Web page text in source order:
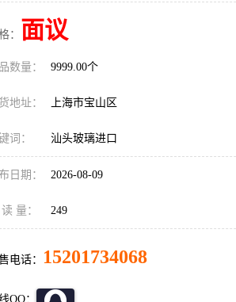
： 面议
数量： 9999.00个
地址： 上海市宝山区
词： 汕头玻璃进口
日期： 2026-08-09
量： 249
电话： 15201734068
QQ：